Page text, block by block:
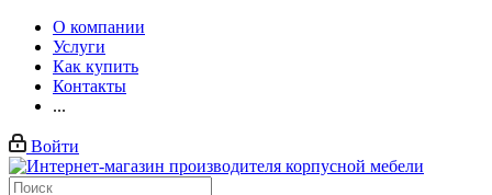
О компании
Услуги
Как купить
Контакты
...
Войти